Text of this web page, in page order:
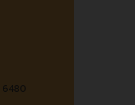
6480